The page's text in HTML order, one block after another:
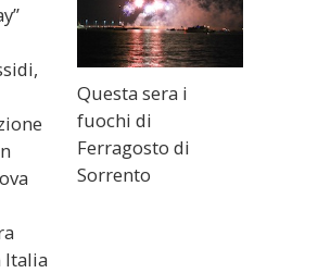
Italia
Questa sera i
fuochi di
Ferragosto di
Sorrento